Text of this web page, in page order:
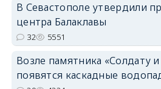
В Севастополе утвердили
центра Балаклавы
32 5551
Возле памятника «Солдату
появятся каскадные